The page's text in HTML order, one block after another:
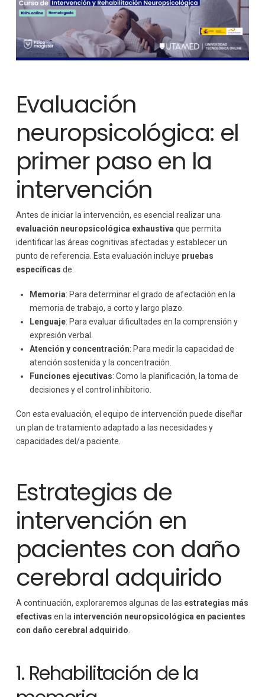
Evaluación
neuropsicológica: el
primer paso en la
intervención
Antes de iniciar la intervención, es esencial realizar una
evaluación neuropsicológica exhaustiva que permita
identificar las áreas cognitivas afectadas y establecer un
punto de referencia. Esta evaluación incluye pruebas
específicas de:
Memoria: Para determinar el grado de afectación en la
memoria de trabajo, a corto y largo plazo.
Lenguaje: Para evaluar dificultades en la comprensión y
expresión verbal.
Atención y concentración: Para medir la capacidad de
atención sostenida y la concentración.
Funciones ejecutivas: Como la planificación, la toma de
decisiones y el control inhibitorio.
Con esta evaluación, el equipo de intervención puede diseñar
un plan de tratamiento adaptado a las necesidades y
capacidades del/a paciente.
Estrategias de
intervención en
pacientes con daño
cerebral adquirido
A continuación, exploraremos algunas de las estrategias más
efectivas en la intervención neuropsicológica en pacientes
con daño cerebral adquirido
1. Rehabilitación de la